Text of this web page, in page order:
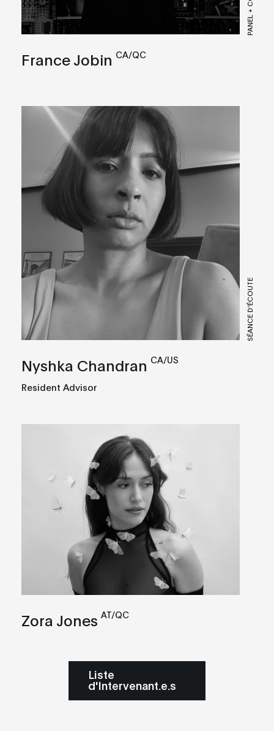
France Jobin CA/QC
SÉANCE D’ÉCOUTE
Nyshka Chandran CA/US
Resident Advisor
Zora Jones AT/QC
Liste
d'Intervenant.e.s